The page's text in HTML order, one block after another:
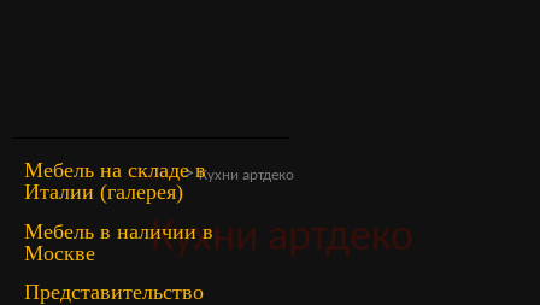
Мебель на складе в
Италии (галерея)
Мебель в наличии в
Москве
Представительство
Главная>Кухни артдеко
Кухни артдеко